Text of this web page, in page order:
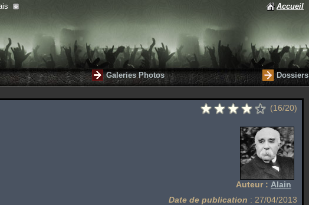
Accueil
Galeries Photos Dossiers
(16/20)
Auteur : Alain
Date de publication : 27/04/2013